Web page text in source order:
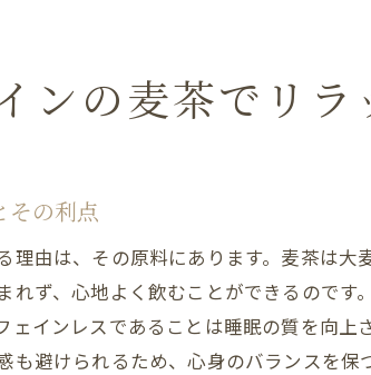
健康的な生活リ
麦茶で得られる
麦茶の栄養を最大
美味しい麦茶
栄養価を高め
ンの麦茶でリ
その利点
理由は、その原料にあります。麦茶は
れず、心地よく飲むことができるので
ェインレスであることは睡眠の質を向
も避けられるため、心身のバランスを